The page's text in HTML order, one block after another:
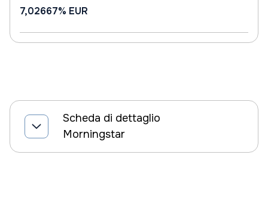
7,02667% EUR
Scheda di dettaglio
Morningstar